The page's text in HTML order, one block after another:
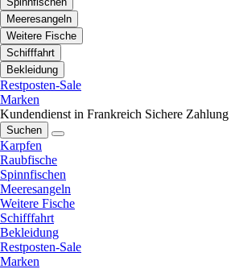
Meeresangeln
Weitere Fische
Schifffahrt
Bekleidung
Restposten-Sale
Marken
Kundendienst in Frankreich Sichere Zahlung
Suchen
Karpfen
Raubfische
Spinnfischen
Meeresangeln
Weitere Fische
Schifffahrt
Bekleidung
Restposten-Sale
Marken